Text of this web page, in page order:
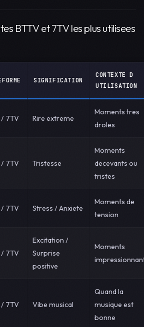
BTTV et 7TV les plus utilisees
SIGNIFICATION
CONTEXTE D
UTILISATION
/ 7TV Rire extreme
Moments tres
droles
/ 7TV Tristesse
Moments
decevants ou
tristes
/ 7TV Stress / Anxiete
Moments de
tension
/ 7TV
Excitation /
Surprise
positive
Moments
/ 7TV Vibe musical
Quand la
musique est
bonne